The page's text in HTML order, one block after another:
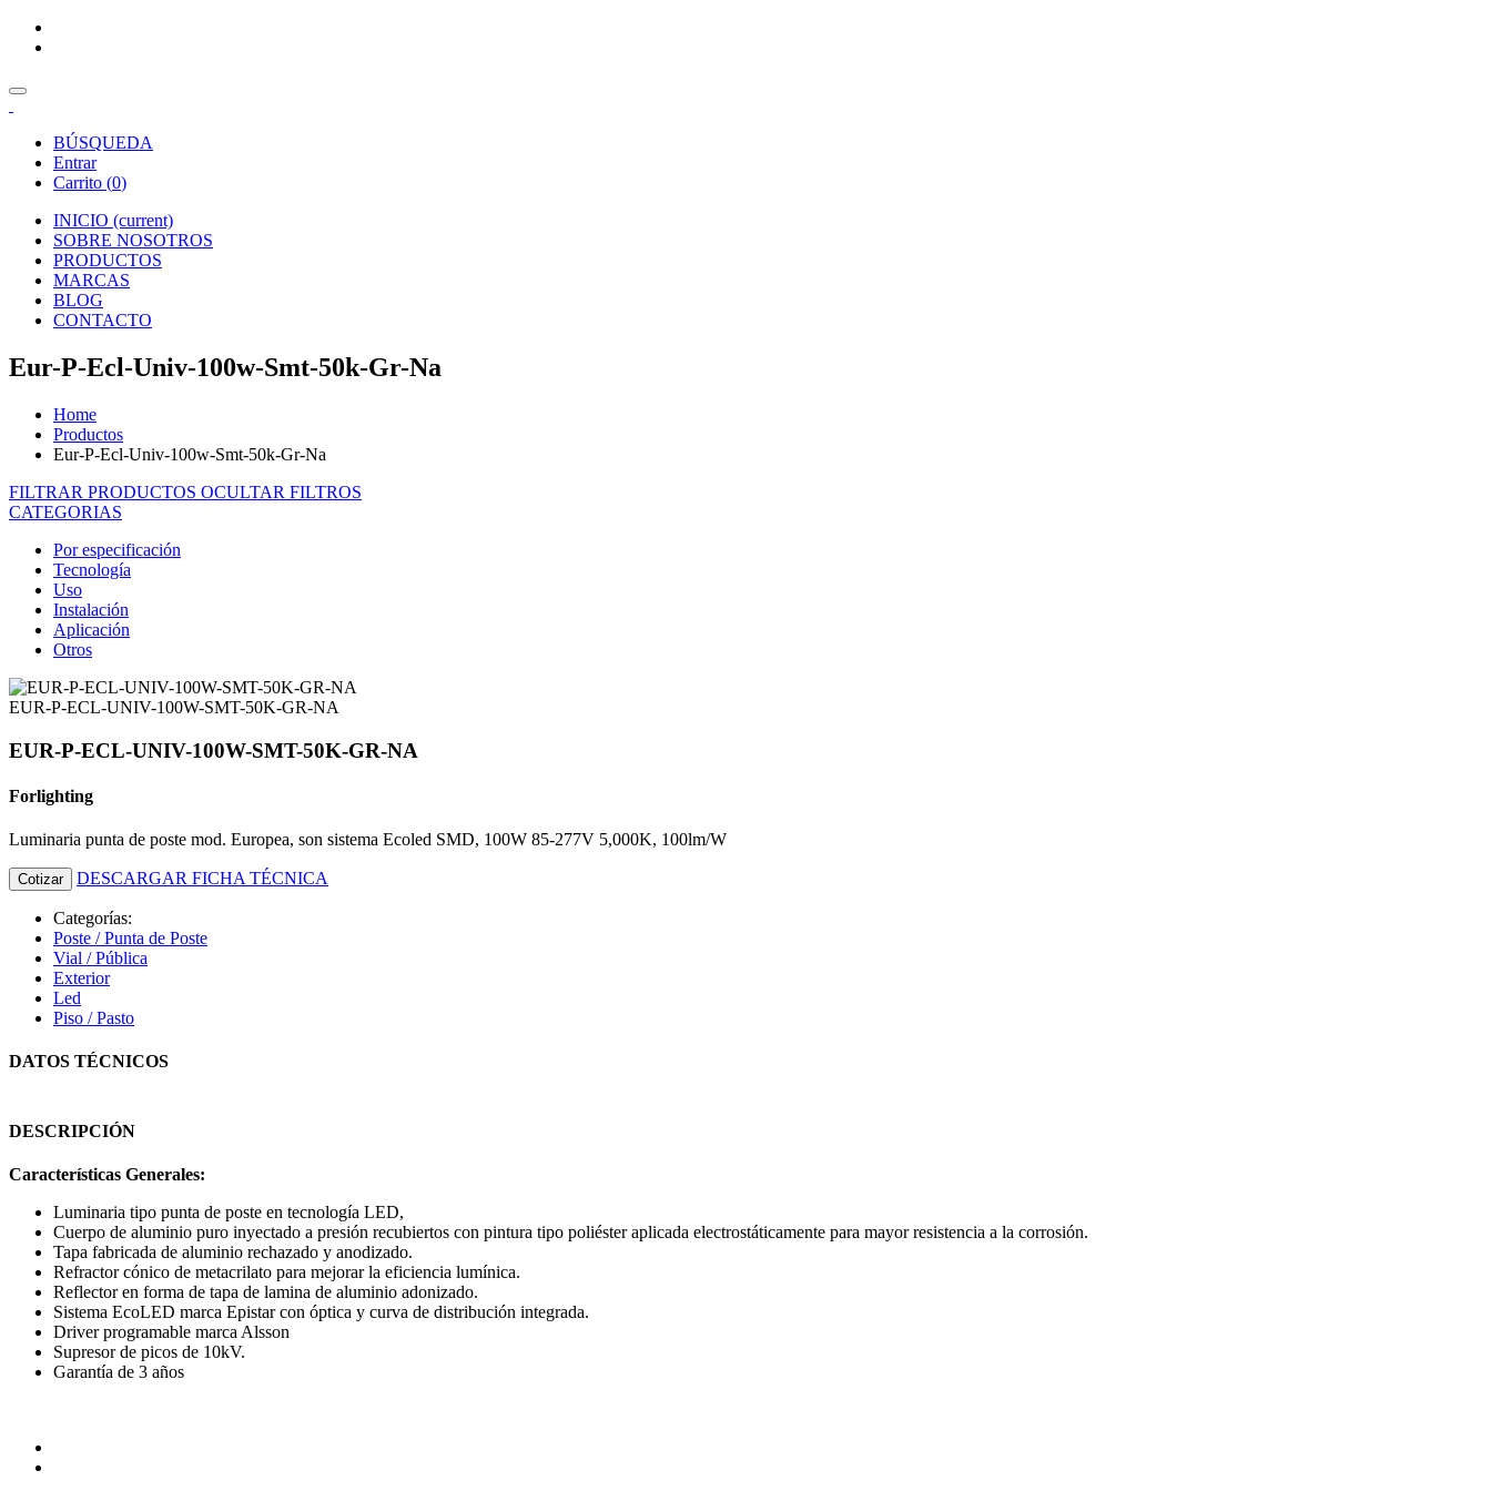
BÚSQUEDA
Entrar
Carrito (0)
INICIO (current)
SOBRE NOSOTROS
PRODUCTOS
MARCAS
BLOG
CONTACTO
Eur-P-Ecl-Univ-100w-Smt-50k-Gr-Na
Home
Productos
Eur-P-Ecl-Univ-100w-Smt-50k-Gr-Na
FILTRAR PRODUCTOS OCULTAR FILTROS
CATEGORIAS
Por especificación
Tecnología
Uso
Instalación
Aplicación
Otros
EUR-P-ECL-UNIV-100W-SMT-50K-GR-NA
EUR-P-ECL-UNIV-100W-SMT-50K-GR-NA
Forlighting
Luminaria punta de poste mod. Europea, son sistema Ecoled SMD, 100W 85-277V 5,000K, 100lm/W
Cotizar DESCARGAR FICHA TÉCNICA
Categorías:
Poste / Punta de Poste
Vial / Pública
Exterior
Led
Piso / Pasto
DATOS TÉCNICOS
DESCRIPCIÓN
Características Generales:
Luminaria tipo punta de poste en tecnología LED,
Cuerpo de aluminio puro inyectado a presión recubiertos con pintura tipo poliéster aplicada electrostáticamente para mayor resistencia a la corrosión.
Tapa fabricada de aluminio rechazado y anodizado.
Refractor cónico de metacrilato para mejorar la eficiencia lumínica.
Reflector en forma de tapa de lamina de aluminio adonizado.
Sistema EcoLED marca Epistar con óptica y curva de distribución integrada.
Driver programable marca Alsson
Supresor de picos de 10kV.
Garantía de 3 años